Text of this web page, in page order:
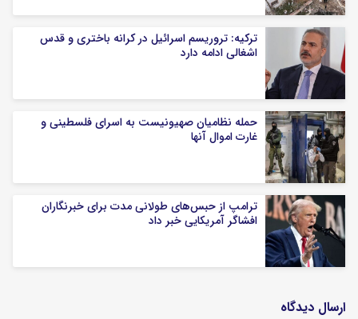
ترکیه: تروریسم اسرائیل در کرانه باختری و قدس
اشغالی ادامه دارد
حمله نظامیان صهیونیست به اسرای فلسطینی و
غارت اموال آنها
ترامپ از حبس‌های طولانی مدت برای خبرنگاران
افشاگر آمریکایی خبر داد
ارسال دیدگاه